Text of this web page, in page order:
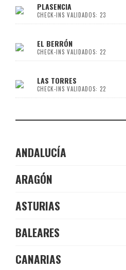
PLASENCIA
CHECK-INS VALIDADOS: 23
EL BERRÓN
CHECK-INS VALIDADOS: 22
LAS TORRES
CHECK-INS VALIDADOS: 22
ANDALUCÍA
ARAGÓN
ASTURIAS
BALEARES
CANARIAS